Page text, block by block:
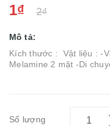
1₫ 2₫
Mô tả:
Kích thước : Vật liệu : -
Melamine 2 mặt -Di
Số lượng